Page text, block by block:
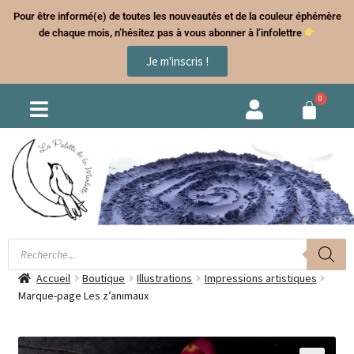
Pour être informé(e) de toutes les nouveautés et de la couleur éphémère
de chaque mois, n’hésitez pas à vous abonner à l’infolettre
Je m'inscris !
Accueil Boutique Illustrations
Impressions artistiques
Marque-page Les z’animaux